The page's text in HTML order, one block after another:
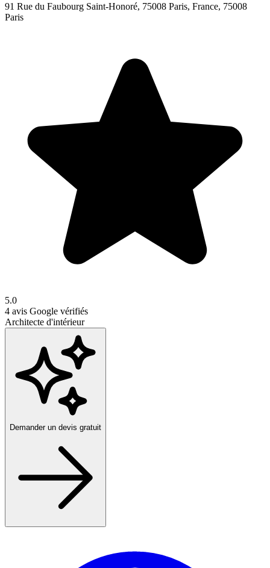
91 Rue du Faubourg Saint-Honoré, 75008 Paris, France, 75008
Paris
5.0
4 avis Google vérifiés
Architecte d'intérieur
Demander un devis gratuit